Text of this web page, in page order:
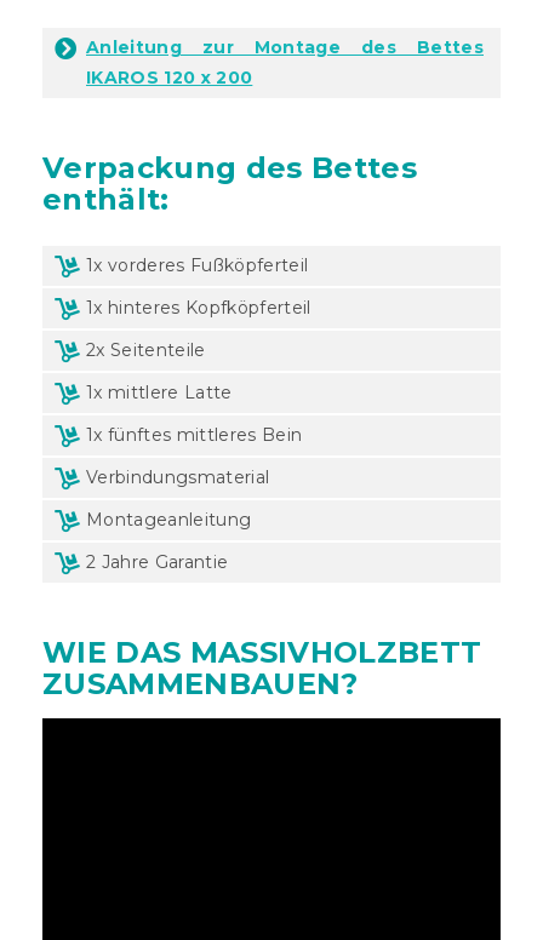
Anleitung zur Montage des Bettes
IKAROS 120 x 200
Verpackung des Bettes
enthält:
1x vorderes Fußköpferteil
1x hinteres Kopfköpferteil
2x Seitenteile
1x mittlere Latte
1x fünftes mittleres Bein
Verbindungsmaterial
Montageanleitung
2 Jahre Garantie
WIE DAS MASSIVHOLZBETT
ZUSAMMENBAUEN?